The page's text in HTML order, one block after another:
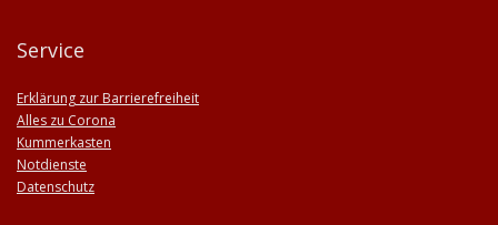
Service
Erklärung zur Barrierefreiheit
Alles zu Corona
Kummerkasten
Notdienste
Datenschutz